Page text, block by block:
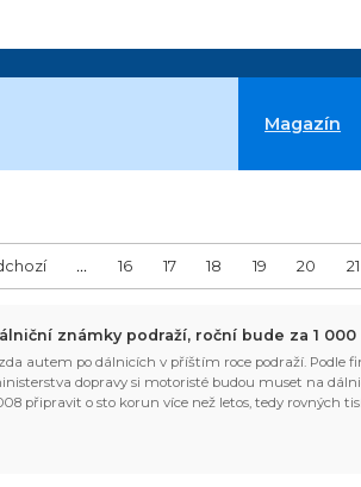
Magazín
... 16 17 18 19 20 21
známky podraží, roční bude za 1 000
autem po dálnicích v příštím roce podraží. Podle
dopravy si motoristé budou muset na
připravit o sto korun více než letos, tedy rovných